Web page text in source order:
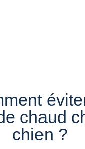
chaud
chien ?